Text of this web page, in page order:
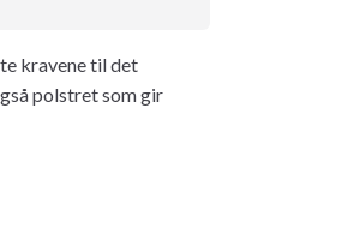
kravene til det
polstret som gir